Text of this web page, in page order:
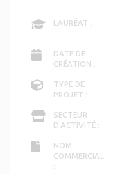
LAURÉAT :
DATE DE
CRÉATION :
TYPE DE
PROJET :
SECTEUR
D'ACTIVITÉ :
NOM
COMMERCIAL
: